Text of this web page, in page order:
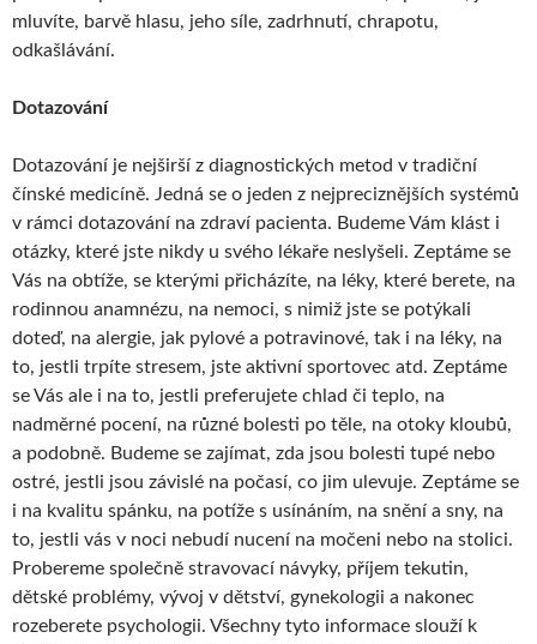
mluvíte, barvě hlasu, jeho síle, zadrhnutí, chrapotu,
odkašlávání.
Dotazování
Dotazování je nejširší z diagnostických metod v tradiční
čínské medicíně. Jedná se o jeden z nejpreciznějších systémů
v rámci dotazování na zdraví pacienta. Budeme Vám klást i
otázky, které jste nikdy u svého lékaře neslyšeli. Zeptáme se
Vás na obtíže, se kterými přicházíte, na léky, které berete, na
rodinnou anamnézu, na nemoci, s nimiž jste se potýkali
doteď, na alergie, jak pylové a potravinové, tak i na léky, na
to, jestli trpíte stresem, jste aktivní sportovec atd. Zeptáme
se Vás ale i na to, jestli preferujete chlad či teplo, na
nadměrné pocení, na různé bolesti po těle, na otoky kloubů,
a podobně. Budeme se zajímat, zda jsou bolesti tupé nebo
ostré, jestli jsou závislé na počasí, co jim ulevuje. Zeptáme se
i na kvalitu spánku, na potíže s usínáním, na snění a sny, na
to, jestli vás v noci nebudí nucení na močeni nebo na stolici.
Probereme společně stravovací návyky, příjem tekutin,
dětské problémy, vývoj v dětství, gynekologii a nakonec
rozeberete psychologii. Všechny tyto informace slouží k